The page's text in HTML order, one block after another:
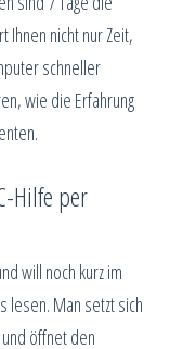
Ihnen nicht nur Zeit,
schneller
wie die Erfahrung
Hilfe per
will noch kurz im
lesen. Man setzt sich
öffnet den